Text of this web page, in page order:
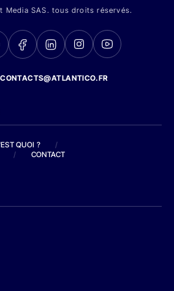
Media SAS. tous droits réservés.
QUOI ?
/
/ CONTACT